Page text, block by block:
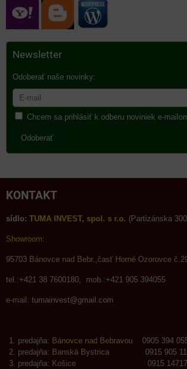
Newsletter
Odoberať naše novinky:
Chcem sa prihlásiť k odberu noviniek e-
Odoberať
KONTAKT
sídlo: TUMA INVEST, spol. s r.o. (Partizánska
Showroom:
95703 Bánovce nad Bebr.,časť Horné Ozorovce
tel.:+421 38 7600180, mob.:+421 905 394055
e-mail: tumainvest@gmail.com
predajňa: Bánovce nad Bebravou 0905 394
predajňa: Banská Bystrica 0915 905
predajňa: Košice 0915